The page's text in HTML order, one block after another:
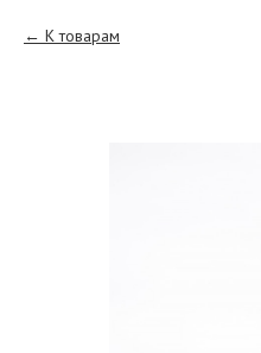
К товарам